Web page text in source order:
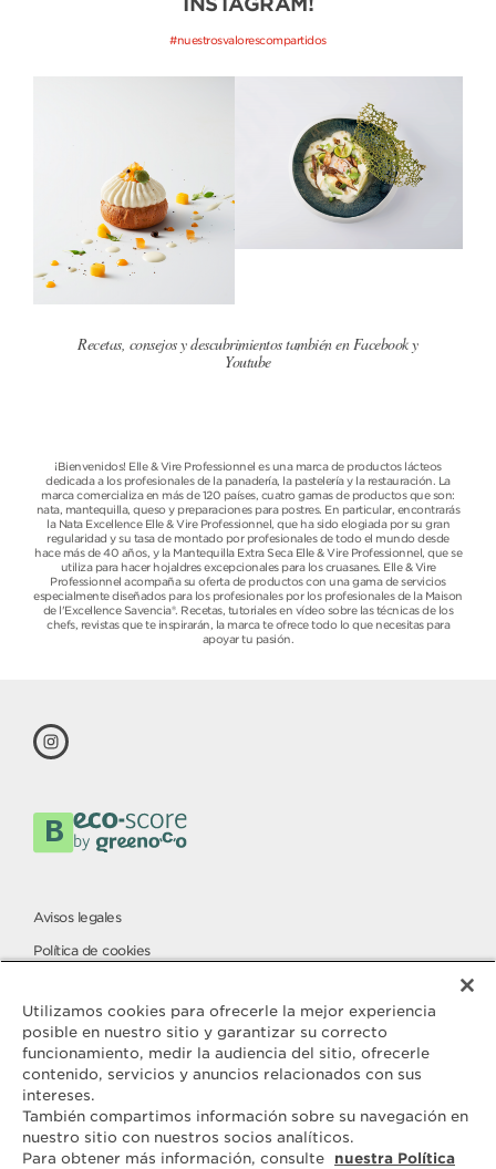
#nuestrosvalorescompartidos
Recetas, consejos y descubrimientos también en Facebook y
Youtube
¡Bienvenidos! Elle & Vire Professionnel es una marca de productos lácteos
dedicada a los profesionales de la panadería, la pastelería y la restauración. La
marca comercializa en más de 120 países, cuatro gamas de productos que son:
nata, mantequilla, queso y preparaciones para postres. En particular, encontrarás
la Nata Excellence Elle & Vire Professionnel, que ha sido elogiada por su gran
regularidad y su tasa de montado por profesionales de todo el mundo desde
hace más de 40 años, y la Mantequilla Extra Seca Elle & Vire Professionnel, que se
utiliza para hacer hojaldres excepcionales para los cruasanes. Elle & Vire
Professionnel acompaña su oferta de productos con una gama de servicios
especialmente diseñados para los profesionales por los profesionales de la Maison
de l'Excellence Savencia®. Recetas, tutoriales en vídeo sobre las técnicas de los
chefs, revistas que te inspirarán, la marca te ofrece todo lo que necesitas para
apoyar tu pasión.
Avisos legales
Política de cookies
Contacta con
ELLE & VIRE
Para cualquier consulta o solicitud
de información adicional, estamos
a tu disposición.
Utilizamos cookies para ofrecerle la mejor experiencia
posible en nuestro sitio y garantizar su correcto
funcionamiento, medir la audiencia del sitio, ofrecerle
contenido, servicios y anuncios relacionados con sus
intereses.
También compartimos información sobre su navegación en
nuestro sitio con nuestros socios analíticos.
Para obtener más información, consulte
nuestra Política